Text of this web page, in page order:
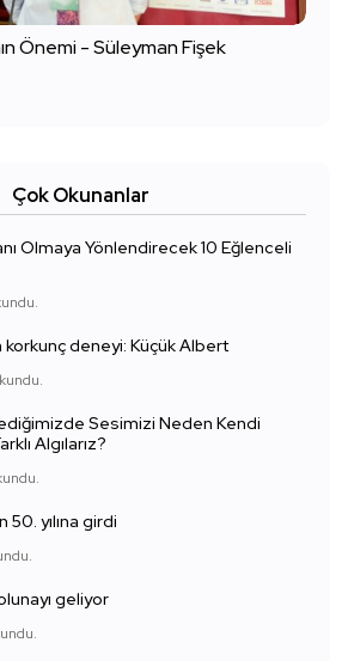
Önemi - Süleyman Fişek
Çok Okunanlar
Olmaya Yönlendirecek 10 Eğlenceli
korkunç deneyi: Küçük Albert
Sesimizi Neden Kendi
Algılarız?
yılına girdi
geliyor